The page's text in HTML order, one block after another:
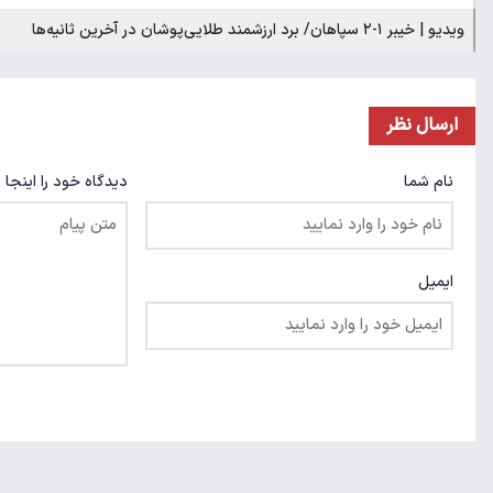
ویدیو | خیبر ۱-۲ سپاهان/ برد ارزشمند طلایی‌پوشان در آخرین ثانیه‌ها
ارسال نظر
نام شما
ایمیل
دیدگاه خود را